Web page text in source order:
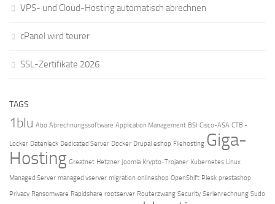
VPS- und Cloud-Hosting automatisch abrechnen
cPanel wird teurer
SSL-Zertifikate 2026
TAGS
1blu Abo Abrechnungssoftware Application Management BSI Cisco-ASA CTB -
Locker Datenleck Dedicated Server Docker Drupal eshop Filehosting Giga-
Hosting Greatnet Hetzner Joomla Krypto-Trojaner Kubernetes Linux
Managed Server managed vserver migration onlineshop OpenShift Plesk prestashop
Privacy Ransomware Rapidshare rootserver Routerzwang Security Serienrechnung Sudo